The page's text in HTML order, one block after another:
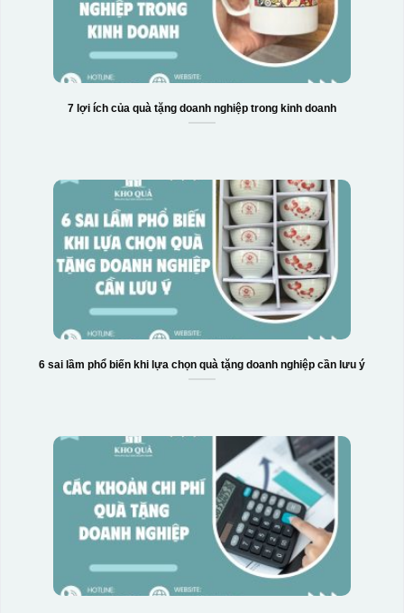
Hộp xi 6 bát cơm
7 lợi ích của quà tặng doanh nghiệp trong kinh doanh
6 sai lầm phổ biến khi lựa chọn quà tặng doanh nghiệp cần lưu ý